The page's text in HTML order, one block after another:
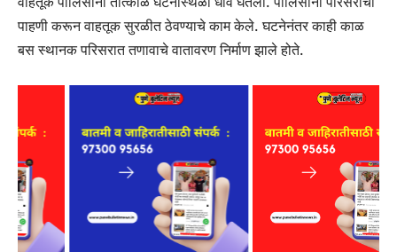
पाहणी करून वाहतूक सुरळीत ठेवण्याचे काम केले. घटनेनंतर काही काळ
बस स्थानक परिसरात तणावाचे वातावरण निर्माण झाले होते.